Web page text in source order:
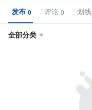
发布 评论 划线
全部分类 